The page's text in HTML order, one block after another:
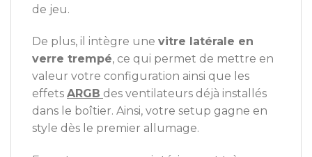
de jeu.
De plus, il intègre une vitre latérale en
verre trempé, ce qui permet de mettre en
valeur votre configuration ainsi que les
effets ARGB des ventilateurs déjà installés
dans le boîtier. Ainsi, votre setup gagne en
style dès le premier allumage.